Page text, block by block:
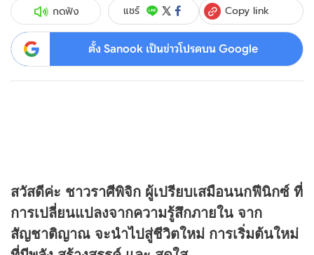
กดฟัง แชร์ Copy link
ตั้ง Sanook เป็นข่าวโปรดบน Google
สวัสดีค่ะ ชาวราศีพิจิก ผู้เปรียบเสมือนนกฟีนิกซ์ ที่
การเปลี่ยนแปลงจากความรู้สึกภายใน จาก
สัญชาติญาณ จะนำไปสู่ชีวิตใหม่ การเริ่มต้นใหม่